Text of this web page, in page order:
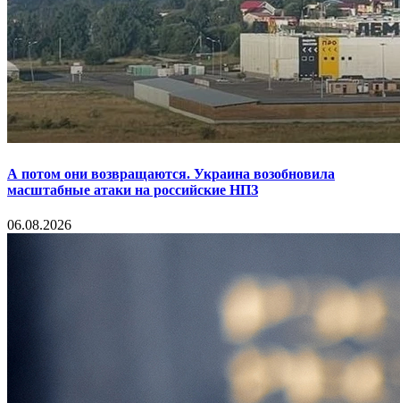
А потом они возвращаются. Украина возобновила
масштабные атаки на российские НПЗ
06.08.2026